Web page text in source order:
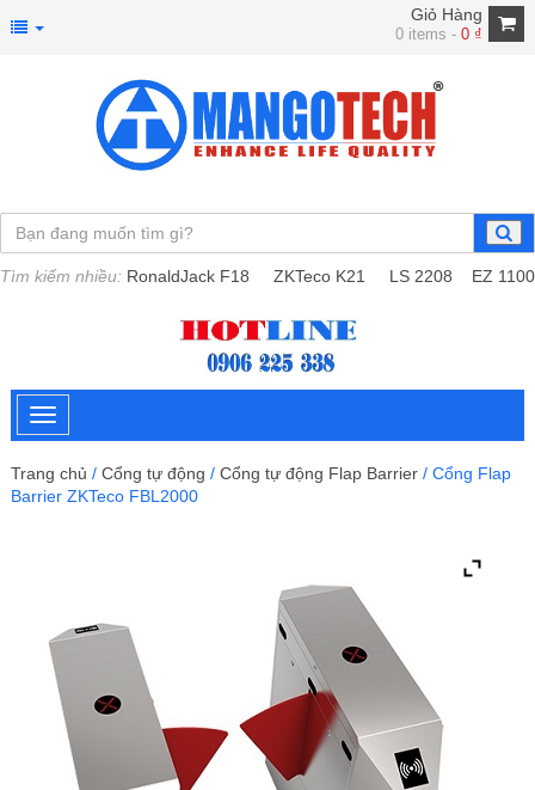
Giỏ Hàng
0 items -0 ₫
Tìm kiếm nhiều: RonaldJack F18 ZKTeco K21 LS 2208 EZ 1100
Trang chủ / Cổng tự động / Cổng tự động Flap Barrier / Cổng Flap
Barrier ZKTeco FBL2000